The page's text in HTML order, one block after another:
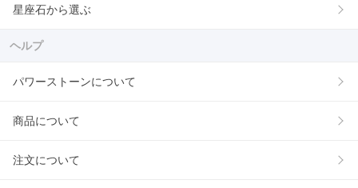
星座石から選ぶ
ヘルプ
パワーストーンについて
商品について
注文について